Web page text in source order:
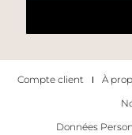
Compte client À
Données